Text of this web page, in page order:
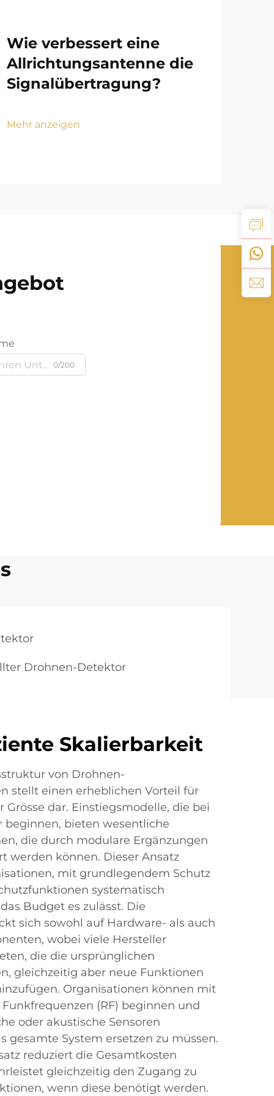
Wie verbessert eine
Allrichtungsantenne die
Signalübertragung?
Mehr anzeigen
0/200
Drohnen-Detektor
Skalierbarkeit
von Drohnen-
stellt einen erheblichen Vorteil für
Grösse dar. Einstiegsmodelle, die bei
beginnen, bieten wesentliche
die durch modulare Ergänzungen
werden können. Dieser Ansatz
mit grundlegendem Schutz
systematisch
Budget es zulässt. Die
sich sowohl auf Hardware- als auch
wobei viele Hersteller
die die ursprünglichen
gleichzeitig aber neue Funktionen
Organisationen können mit
(RF) beginnen und
oder akustische Sensoren
gesamte System ersetzen zu müssen.
reduziert die Gesamtkosten
gleichzeitig den Zugang zu
wenn diese benötigt werden.